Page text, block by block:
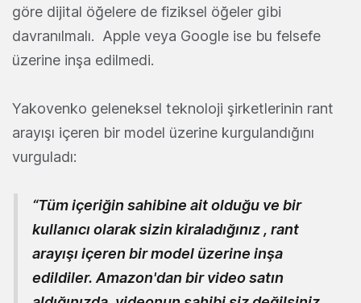
göre dijital öğelere de fiziksel öğeler gibi
davranılmalı. Apple veya Google ise bu felsefe
üzerine inşa edilmedi.
Yakovenko geleneksel teknoloji şirketlerinin rant
arayışı içeren bir model üzerine kurgulandığını
vurguladı:
“Tüm içeriğin sahibine ait olduğu ve bir
kullanıcı olarak sizin kiraladığınız , rant
arayışı içeren bir model üzerine inşa
edildiler. Amazon'dan bir video satın